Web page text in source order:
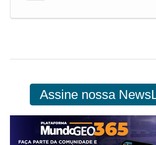
Assine nossa